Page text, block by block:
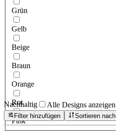
Grün
Gelb
Beige
Braun
Orange
Rot
Pink
Nachhaltig Alle Designs anzeigen
Filter hinzufügen
Sortieren nach